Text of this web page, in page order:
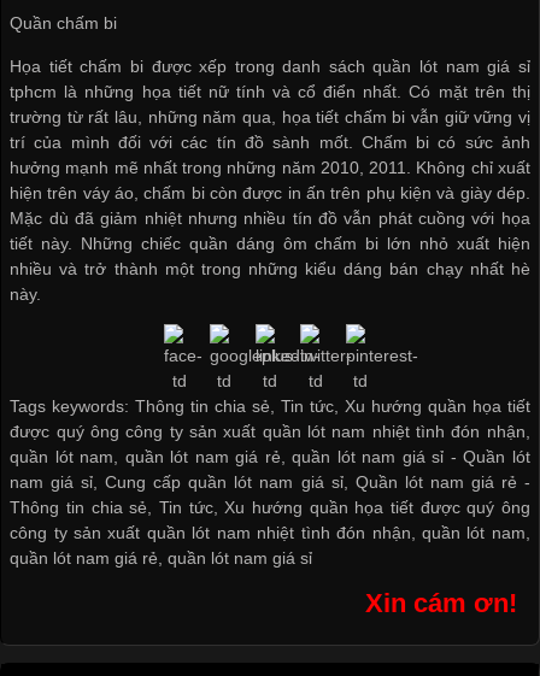
Quần chấm bi
Họa tiết chấm bi được xếp trong danh sáchquần lót nam giá sỉ
tphcm là những họa tiết nữ tính và cổ điển nhất. Có mặt trên thị
trường từ rất lâu, những năm qua, họa tiết chấm bi vẫn giữ vững vị
trí của mình đối với các tín đồ sành mốt. Chấm bi có sức ảnh
hưởng mạnh mẽ nhất trong những năm 2010, 2011. Không chỉ xuất
hiện trên váy áo, chấm bi còn được in ấn trên phụ kiện và giày dép.
Mặc dù đã giảm nhiệt nhưng nhiều tín đồ vẫn phát cuồng với họa
tiết này. Những chiếc quần dáng ôm chấm bi lớn nhỏ xuất hiện
nhiều và trở thành một trong những kiểu dáng bán chạy nhất hè
này.
Tags keywords: Thông tin chia sẻ, Tin tức, Xu hướng quần họa tiết
được quý ông công ty sản xuất quần lót nam nhiệt tình đón nhận,
quần lót nam, quần lót nam giá rẻ, quần lót nam giá sỉ -Quần lót
nam giá sỉ ,Cung cấp quần lót nam giá sỉ, Quần lót nam giá rẻ -
Thông tin chia sẻ
Tin tức, Xu hướng quần họa tiết được quý ông
công ty sản xuất quần lót nam nhiệt tình đón nhận
quần lót nam
quần lót nam giá rẻ ,quần lót nam giá sỉ
Xin cám ơn!